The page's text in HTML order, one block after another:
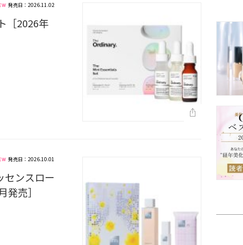
発売日：2026.11.02
［2026年
発売日：2026.10.01
センスロー
売］